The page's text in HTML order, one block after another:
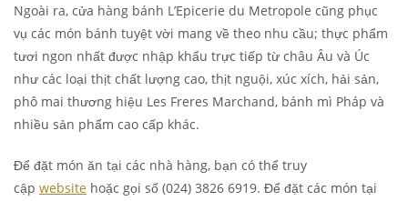
Ngoài ra, cửa hàng bánh L’Epicerie du Metropole cũng phục
vụ các món bánh tuyệt vời mang về theo nhu cầu; thực phẩm
tươi ngon nhất được nhập khẩu trực tiếp từ châu Âu và Úc
như các loại thịt chất lượng cao, thịt nguội, xúc xích, hải sản,
phô mai thương hiệu Les Freres Marchand, bánh mì Pháp và
nhiều sản phẩm cao cấp khác.
Để đặt món ăn tại các nhà hàng, bạn có thể truy
cập website hoặc gọi số (024) 3826 6919. Để đặt các món tại